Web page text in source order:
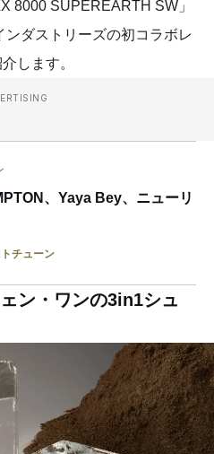
8000 SUPEREARTH SW」
ダストリーズの初コラボレ
します。
、Yaya Bey、ニューリ
チューン
ン・ワンの3in1シュ